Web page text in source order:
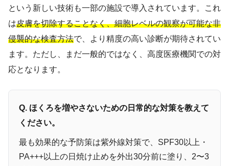
という新しい技術も一部の施設で導入されています。これ
は皮膚を切除することなく、細胞レベルの観察が可能な非
侵襲的な検査方法で、より精度の高い診断が期待されてい
ます。ただし、まだ一般的ではなく、高度医療機関での対
応となります。
Q. ほくろを増やさないための日常的な対策を教えて
ください。
最も効果的な予防策は紫外線対策で、SPF30以上・
PA+++以上の日焼け止めを外出30分前に塗り、2〜3